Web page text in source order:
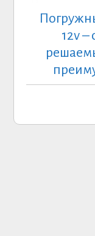
12v –